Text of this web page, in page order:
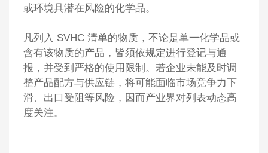
或环境具潜在风险的化学品。
凡列入 SVHC 清单的物质，不论是单一化学品或
含有该物质的产品，皆须依规定进行登记与通
报，并受到严格的使用限制。若企业未能及时调
整产品配方与供应链，将可能面临市场竞争力下
滑、出口受阻等风险，因而产业界对列表动态高
度关注。